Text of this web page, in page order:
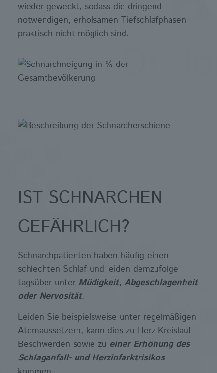
wieder geweckt, sodass die dringend
notwendigen, erholsamen Tiefschlafphasen
praktisch nicht möglich sind.
IST SCHNARCHEN
GEFÄHRLICH?
Schnarchpatienten haben häufig einen
schlechten Schlaf und leiden demzufolge
tagsüber unter Müdigkeit, Abgeschlagenheit
oder Nervosität.
Leiden Sie beispielsweise unter regelmäßigen
Atemaussetzern, kann dies zu Herz-Kreislauf-
Beschwerden sowie zu einer Erhöhung des
Schlaganfall- und Herzinfarktrisikos